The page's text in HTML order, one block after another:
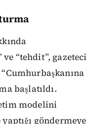
“tehdit”, gazeteci
başlatıldı.
modelini
göndermeye